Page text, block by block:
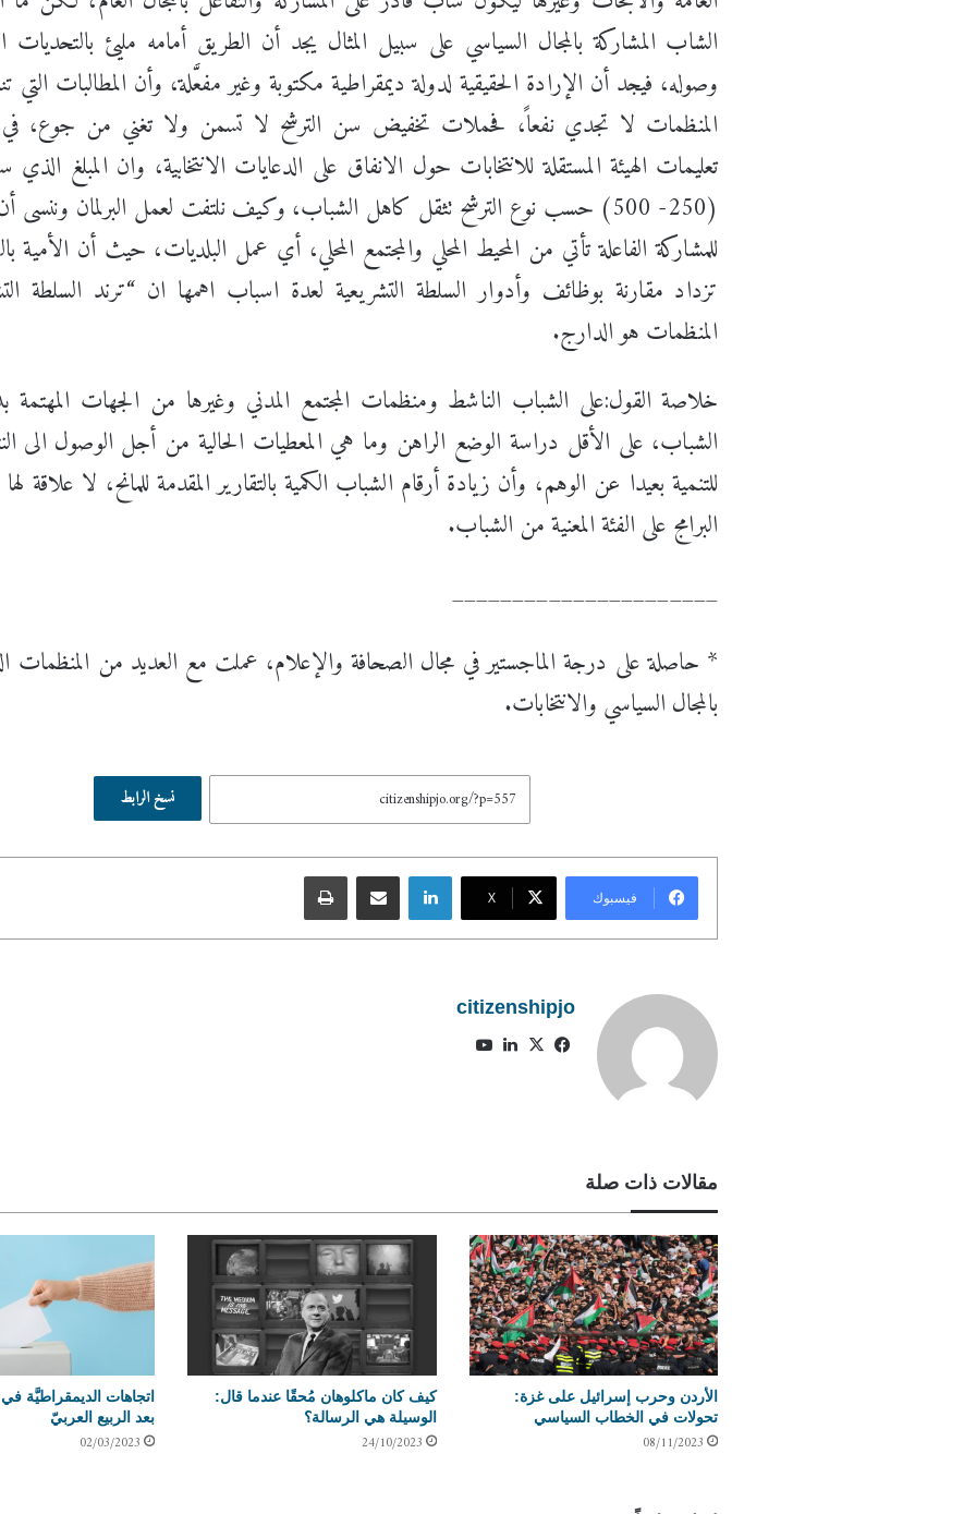
الشاب المشاركة بالمجال السياسي على سبيل المثال يجد أن الطريق أمامه مليئ
وصوله، فيجد أن الإرادة الحقيقية لدولة ديمقراطية مكتوبة وغير مفعَّلة، وأن المطالبات التي
المنظمات لا تجدي نفعاً، فحملات تخفيض سن الترشح لا تسمن ولا تغني من جوع،
تعليمات الهيئة المستقلة للانتخابات حول الانفاق على الدعايات الانتخابية، وان المبلغ الذي
(250- 500) حسب نوع الترشح تثقل كاهل الشباب، وكيف نلتفت لعمل البرلمان
للمشاركة الفاعلة تأتي من المحيط المحلي والمجتمع المحلي، أي عمل البلديات، حيث أن الأمية
تزداد مقارنة بوظائف وأدوار السلطة التشريعية لعدة اسباب اهمها ان “ترند السلطة
المنظمات هو الدارج.
خلاصة القول:على الشباب الناشط ومنظمات المجتمع المدني وغيرها من الجهات المهتمة
الشباب، على الأقل دراسة الوضع الراهن وما هي المعطيات الحالية من أجل الوصول الى
للتنمية بعيدا عن الوهم، وأن زيادة أرقام الشباب الكمية بالتقارير المقدمة للمانح، لا علاقة
البرامج على الفئة المعنية من الشباب.
______________________
* حاصلة على درجة الماجستير في مجال الصحافة والإعلام، عملت مع العديد من المنظمات
بالمجال السياسي والانتخابات.
نسخ الرابط
فيسبوك X
لينكدإن مشاركة عبر البريد طباعة
citizenshipjo
فيسبوكX لينكدإن
مقالات ذات صلة
الأردن وحرب إسرائيل على غزة:
تحولات في الخطاب السياسي
08/11/2023
كيف كان ماكلوهان مُحقًا عندما قال:
الوسيلة هي الرسالة؟
24/10/2023
اتجاهات الديمقراطيَّة في
بعد الربيع العربيّ
02/03/2023